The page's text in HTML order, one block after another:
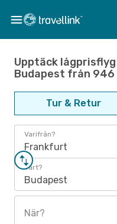
Upptäck
Budapest från 946
Tur & Retur
Varifrån?
Frankfurt
Vart?
Budapest
När?